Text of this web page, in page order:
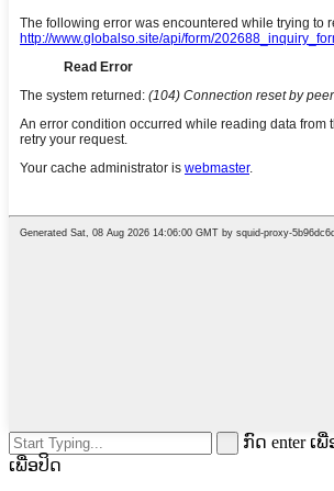
ກົດ enter ເ
ເພື່ອປິດ